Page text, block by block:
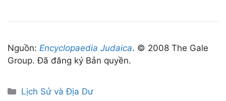
Nguồn: Encyclopaedia Judaica. © 2008 The Gale
Group. Đã đăng ký Bản quyền.
Categories
Lịch Sử và Địa Dư